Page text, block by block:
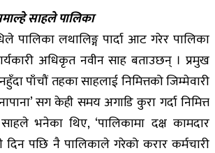
साहले पालिका
पालिका लथालिङ्ग पार्दा आट गरेर पालिका
अधिकृत नवीन साह बताउछन् । प्रमुख
पाँचौं तहका साहलाई निमित्तको जिम्मेवारी
सग केही समय अगाडि कुरा गर्दा निमित्त
भनेका थिए, ‘पालिकामा दक्ष कामदार
दिन पछि नै पालिकाले गरेको करार कर्मचारी